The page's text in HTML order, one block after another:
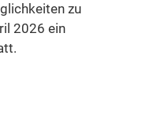
zu
2026 ein